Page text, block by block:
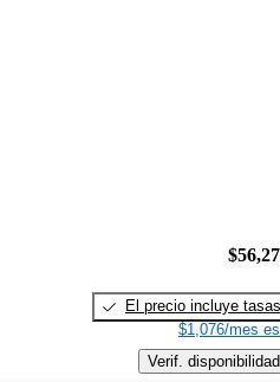
El precio incluye tasas
$1,076/mes
Verif. disponibilidad